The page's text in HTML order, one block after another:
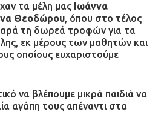
τα μέλη μας Ιωάννα
Θεοδώρου, όπου στο τέλος
τη δωρεά τροφών για τα
εκ μέρους των μαθητών και
οποίους ευχαριστούμε
να βλέπουμε μικρά παιδιά να
αγάπη τους απέναντι στα